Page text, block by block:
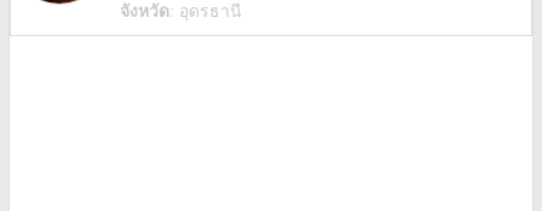
จังหวัด: อุดรธานี